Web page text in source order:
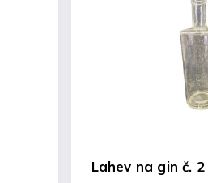
Lahev na gin č. 2